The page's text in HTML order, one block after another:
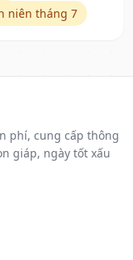
niên tháng 7
phí, cung cấp thông
giáp, ngày tốt xấu